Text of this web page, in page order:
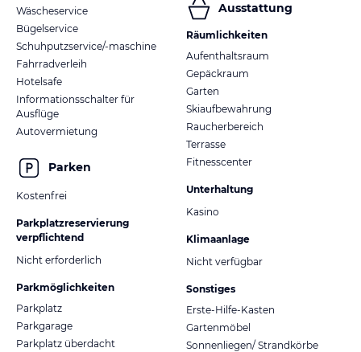
Wäscheservice
Bügelservice
Schuhputzservice/-maschine
Fahrradverleih
Hotelsafe
Informationsschalter für
Ausflüge
Autovermietung
Parken
Kostenfrei
Parkplatzreservierung
verpflichtend
Nicht erforderlich
Parkmöglichkeiten
Parkplatz
Parkgarage
Parkplatz überdacht
Ausstattung
Räumlichkeiten
Aufenthaltsraum
Gepäckraum
Garten
Skiaufbewahrung
Raucherbereich
Terrasse
Fitnesscenter
Unterhaltung
Kasino
Klimaanlage
Nicht verfügbar
Sonstiges
Erste-Hilfe-Kasten
Gartenmöbel
Sonnenliegen/ Strandkörbe